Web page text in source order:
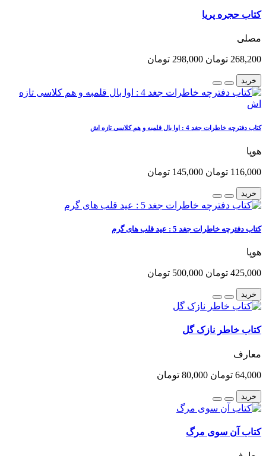
کتاب حجره پریا
مصلی
268,200 تومان 298,000 تومان
خرید
کتاب دفترچه خاطرات جغد 4 : اوا بال قلمبه و هم کلاسی تازه اش
هوپا
116,000 تومان 145,000 تومان
خرید
کتاب دفترچه خاطرات جغد 5 : عید قلب های گرم
هوپا
425,000 تومان 500,000 تومان
خرید
کتاب خاطر نازک گل
معارف
64,000 تومان 80,000 تومان
خرید
کتاب آن سوی مرگ